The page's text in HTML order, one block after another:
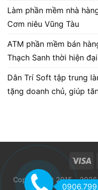
Làm phần mềm nhà
Cơm niêu Vũng Tàu
ATM phần mềm bán
Thạch Sanh thời hiện
Dân Trí Soft tập trung
tặng doanh chủ, giúp
Copyright © 2015 -